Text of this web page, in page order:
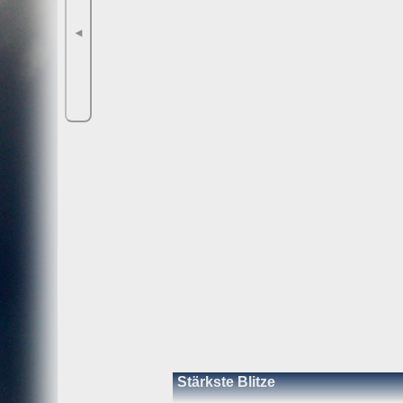
◄
Stärkste Blitze